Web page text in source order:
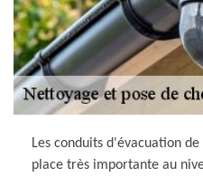
Les conduits d'évacuation
place très importante au